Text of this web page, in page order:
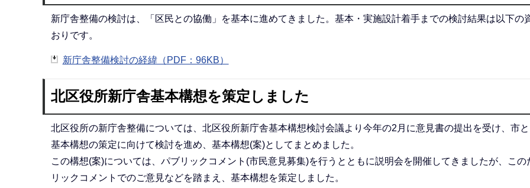
新庁舎整備の検討は、「区民との協働」を基本に進めてきました。基本・実施設計着手までの検討結果は以下の
おりです。
新庁舎整備検討の経緯（PDF：96KB）
北区役所新庁舎基本構想を策定しました
北区役所の新庁舎整備については、北区役所新庁舎基本構想検討会議より今年の2月に意見書の提出を受け、市
基本構想の策定に向けて検討を進め、基本構想(案)としてまとめました。
この構想(案)については、パブリックコメント(市民意見募集)を行うとともに説明会を開催してきましたが、この
リックコメントでのご意見などを踏まえ、基本構想を策定しました。